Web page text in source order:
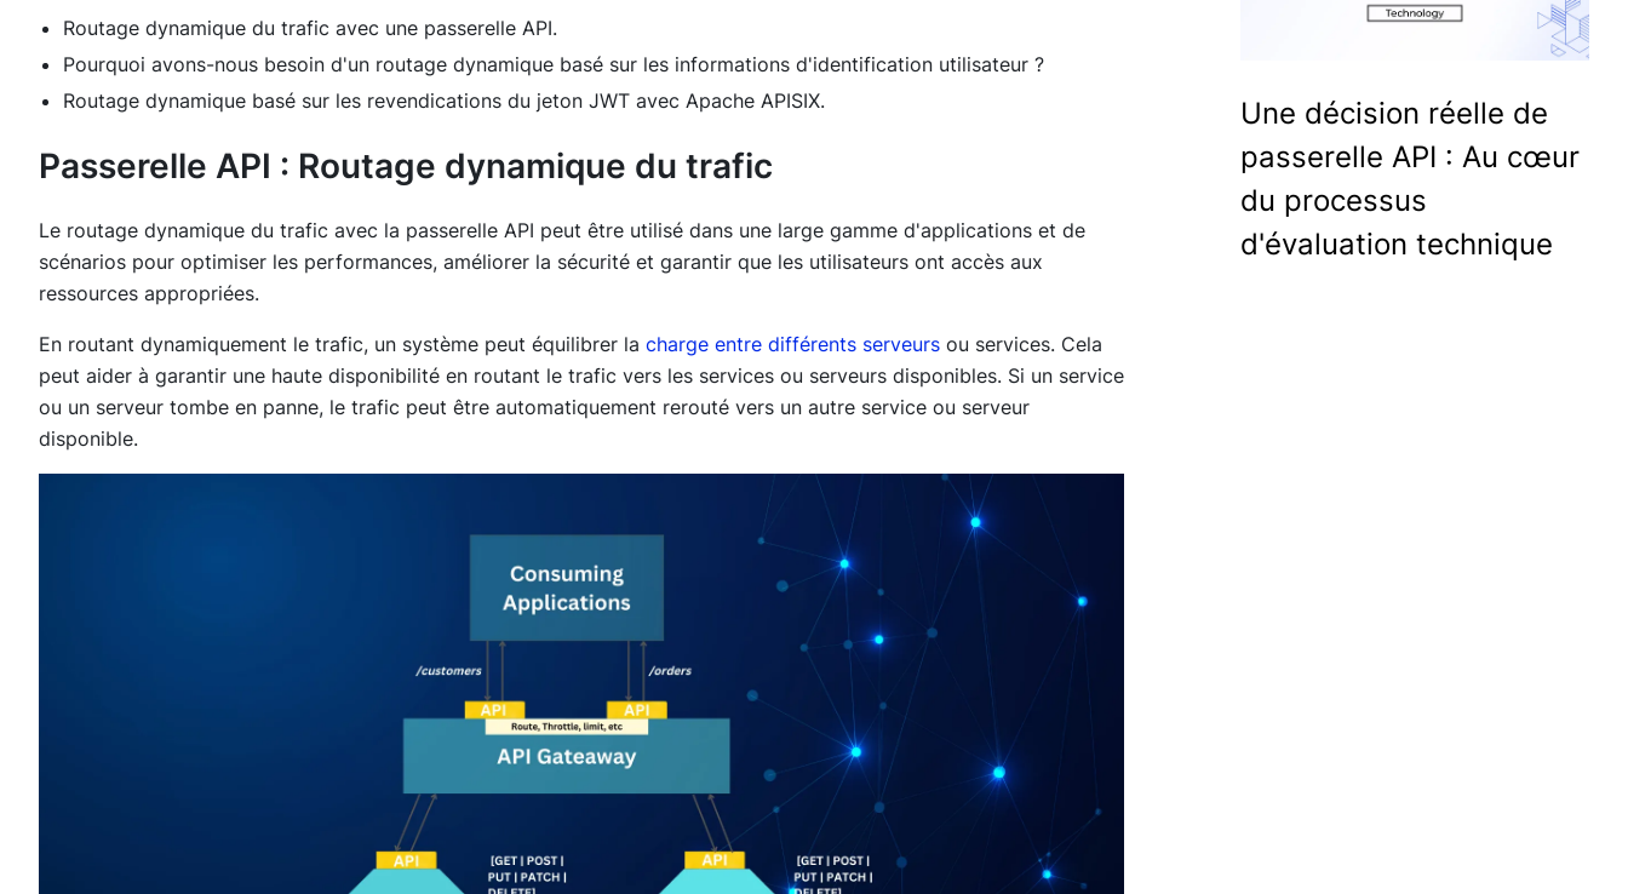
Routage dynamique du trafic avec une passerelle API.
Pourquoi avons-nous besoin d'un routage dynamique basé sur les informations d'identification utilisateur ?
Routage dynamique basé sur les revendications du jeton JWT avec Apache APISIX.
Passerelle API : Routage dynamique du trafic
Le routage dynamique du trafic avec la passerelle API peut être utilisé dans une large gamme d'applications et de
scénarios pour optimiser les performances, améliorer la sécurité et garantir que les utilisateurs ont accès aux
ressources appropriées.
En routant dynamiquement le trafic, un système peut équilibrer la charge entre différents serveurs ou services. Cela
peut aider à garantir une haute disponibilité en routant le trafic vers les services ou serveurs disponibles. Si un service
ou un serveur tombe en panne, le trafic peut être automatiquement rerouté vers un autre service ou serveur
disponible.
Une décision réelle de
passerelle API : Au cœur
du processus
d'évaluation technique